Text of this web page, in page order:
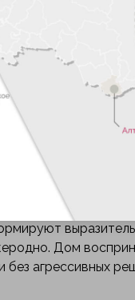
обеспечивает
рассчитан на
в районе, где
уровня
Дом
без агрессивных